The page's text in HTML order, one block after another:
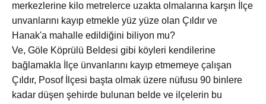
merkezlerine kilo metrelerce uzakta olmalarına karşın İlçe
unvanlarını kayıp etmekle yüz yüze olan Çıldır ve
Hanak'a mahalle edildiğini biliyon mu?
Ve, Göle Köprülü Beldesi gibi köyleri kendilerine
bağlamakla İlçe ünvanlarını kayıp etmemeye çalışan
Çıldır, Posof İlçesi başta olmak üzere nüfusu 90 binlere
kadar düşen şehirde bulunan belde ve ilçelerin bu